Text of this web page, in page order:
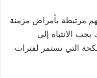
مرتبطة بأمراض مزمنة
الانتباه إلى
التي تستمر لفترات